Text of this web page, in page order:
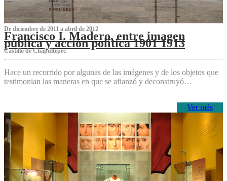
De diciembre de 2011 a abril de 2012
Francisco I. Madero, entre imagen
pública y acción política 1901 1913
Castillo de Chapultepec
Hace un recorrido por algunas de las imágenes y de los objetos que
testimonian las maneras en que se afianzó y deconstruyó…
Ver más